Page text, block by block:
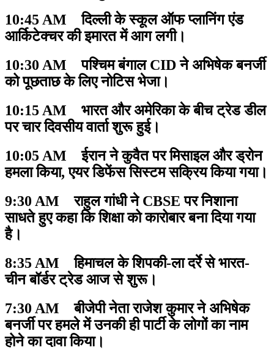
10:45 AM दिल्ली के स्कूल ऑफ प्लानिंग एंड
आर्किटेक्चर की इमारत में आग लगी।
10:30 AM पश्चिम बंगाल CID ने अभिषेक बनर्जी
को पूछताछ के लिए नोटिस भेजा।
10:15 AM भारत और अमेरिका के बीच ट्रेड डील
पर चार दिवसीय वार्ता शुरू हुई।
10:05 AM ईरान ने कुवैत पर मिसाइल और ड्रोन
हमला किया, एयर डिफेंस सिस्टम सक्रिय किया गया।
9:30 AM राहुल गांधी ने CBSE पर निशाना
साधते हुए कहा कि शिक्षा को कारोबार बना दिया गया
है।
8:35 AM हिमाचल के शिपकी-ला दर्रे से भारत-
चीन बॉर्डर ट्रेड आज से शुरू।
7:30 AM बीजेपी नेता राजेश कुमार ने अभिषेक
बनर्जी पर हमले में उनकी ही पार्टी के लोगों का नाम
होने का दावा किया।